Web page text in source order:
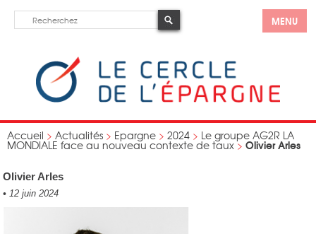
MENU
Accueil > Actualités > Epargne > 2024 > Le groupe AG2R LA
MONDIALE face au nouveau contexte de taux> Olivier Arles
Olivier Arles
• 12 juin 2024